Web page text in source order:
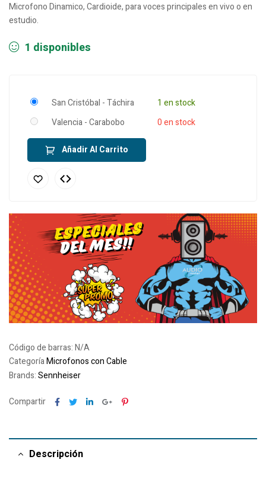
Microfono Dinamico, Cardioide, para voces principales en vivo o en
estudio.
1 disponibles
San Cristóbal - Táchira
1 en stock
Valencia - Carabobo
0 en stock
Añadir Al Carrito
Código de barras:N/A
CategoríaMicrofonos con Cable
Brands:Sennheiser
Compartir Facebook
TwitterLinkedinGoogle+Pinterest
Descripción